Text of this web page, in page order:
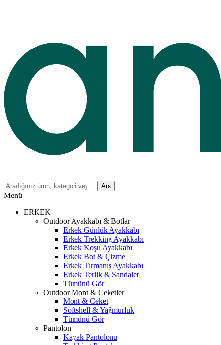
Ara
Menü
ERKEK
Outdoor Ayakkabı & Botlar
Erkek Günlük Ayakkabı
Erkek Trekking Ayakkabı
Erkek Koşu Ayakkabı
Erkek Bot & Çizme
Erkek Tırmanış Ayakkabı
Erkek Terlik & Sandalet
Tümünü Gör
Outdoor Mont & Ceketler
Mont & Ceket
Softshell & Yağmurluk
Tümünü Gör
Pantolon
Kayak Pantolonu